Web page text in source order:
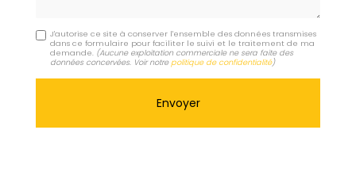
J'autorise ce site à conserver l'ensemble des données transmises
dans ce formulaire pour faciliter le suivi et le traitement de ma
demande. (Aucune exploitation commerciale ne sera faite des
données concervées. Voir notrepolitique de confidentialité)